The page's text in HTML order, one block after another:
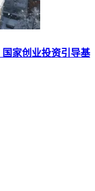
家创业投资引导基